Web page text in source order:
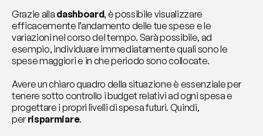
Grazie alla dashboard, è possibile visualizzare
efficacemente l’andamento delle tue spese e le
variazioni nel corso del tempo. Sarà possibile, ad
esempio, individuare immediatamente quali sono le
spese maggiori e in che periodo sono collocate.
Avere un chiaro quadro della situazione è essenziale per
tenere sotto controllo i budget relativi ad ogni spesa e
progettare i propri livelli di spesa futuri. Quindi,
per risparmiare.